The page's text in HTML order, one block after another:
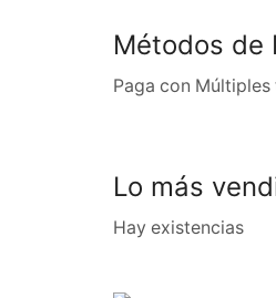
Métodos de
Paga con
Lo más
Hay existencias